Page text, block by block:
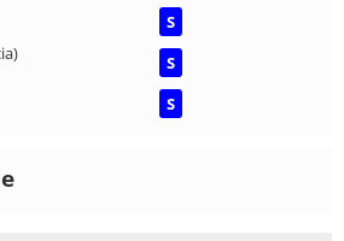
S
S
S